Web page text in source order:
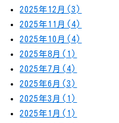
2025年12月(3)
2025年11月(4)
2025年10月(4)
2025年8月(1)
2025年7月(4)
2025年6月(3)
2025年3月(1)
2025年1月(1)